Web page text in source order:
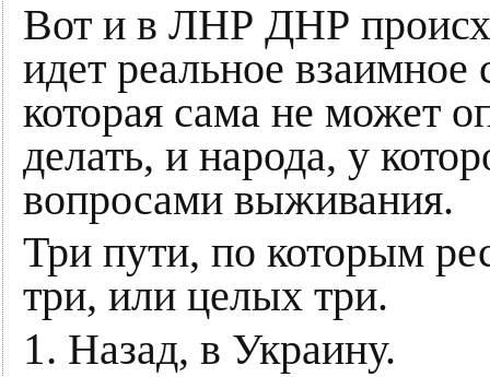
Вот и в ЛНР ДНР
идет реальное взаимное
которая сама не может
делать, и народа, у
вопросами выживания.
Три пути, по которым
три, или целых три.
1. Назад, в Украину.